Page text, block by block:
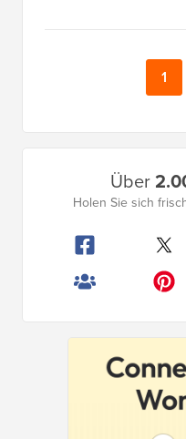
Seite
1
Seitenleistenmenü
Über
Holen Sie sich